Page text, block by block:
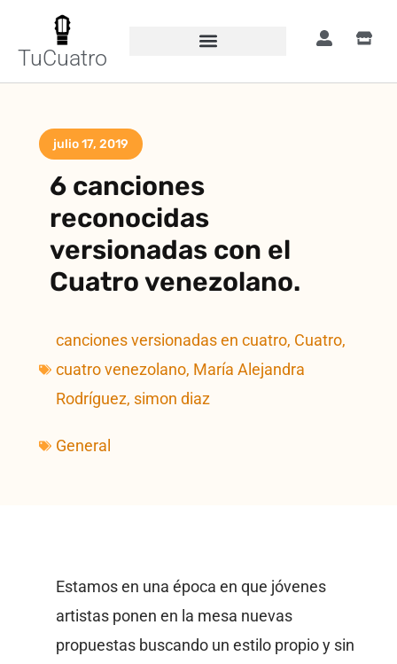
TuCuatro
julio 17, 2019
6 canciones
reconocidas
versionadas con el
Cuatro venezolano.
canciones versionadas en cuatro, Cuatro,
cuatro venezolano, María Alejandra
Rodríguez, simon diaz
General
Estamos en una época en que jóvenes
artistas ponen en la mesa nuevas
propuestas buscando un estilo propio y sin